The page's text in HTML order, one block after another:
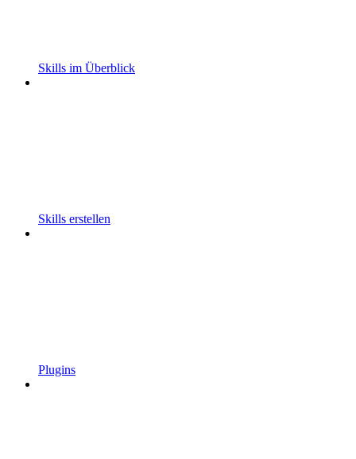
Skills im Überblick
Skills erstellen
Plugins